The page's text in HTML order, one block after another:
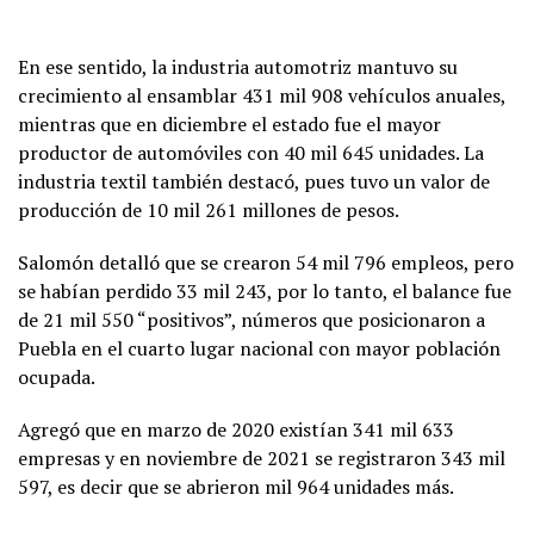
En ese sentido, la industria automotriz mantuvo su
crecimiento al ensamblar 431 mil 908 vehículos anuales,
mientras que en diciembre el estado fue el mayor
productor de automóviles con 40 mil 645 unidades. La
industria textil también destacó, pues tuvo un valor de
producción de 10 mil 261 millones de pesos.
Salomón detalló que se crearon 54 mil 796 empleos, pero
se habían perdido 33 mil 243, por lo tanto, el balance fue
de 21 mil 550 “positivos”, números que posicionaron a
Puebla en el cuarto lugar nacional con mayor población
ocupada.
Agregó que en marzo de 2020 existían 341 mil 633
empresas y en noviembre de 2021 se registraron 343 mil
597, es decir que se abrieron mil 964 unidades más.